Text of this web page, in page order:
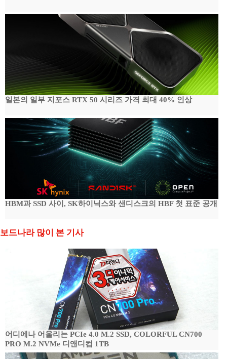
일본의 일부 지포스 RTX 50 시리즈 가격 최대 40% 인상
HBM과 SSD 사이, SK하이닉스와 샌디스크의 HBF 첫 표준 공개
보드나라 많이 본 기사
어디에나 어울리는 PCIe 4.0 M.2 SSD, COLORFUL CN700
PRO M.2 NVMe 디앤디컴 1TB